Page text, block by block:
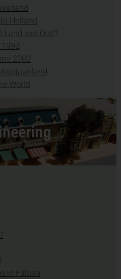
Holland
Land van Ooit?
2002
World
in Fabula